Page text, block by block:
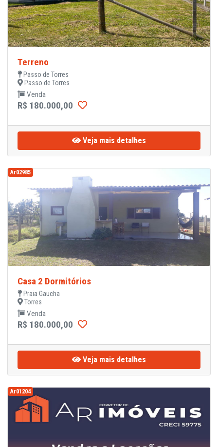
Terreno
Passo de Torres
Passo de Torres
Venda
R$ 180.000,00
Veja mais detalhes
Ar02985
Casa 2 Dormitórios
Praia Gaucha
Torres
Venda
R$ 180.000,00
Veja mais detalhes
Ar01204